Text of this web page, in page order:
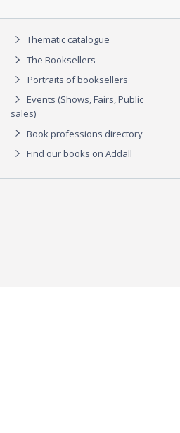
Thematic catalogue
The Booksellers
Portraits of booksellers
Events (Shows, Fairs, Public
sales)
Book professions directory
Find our books on Addall